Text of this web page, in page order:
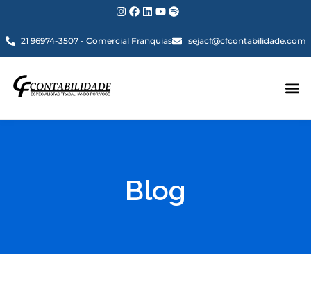
21 96974-3507 - Comercial Franquias sejacf@cfcontabilidade.com
Blog